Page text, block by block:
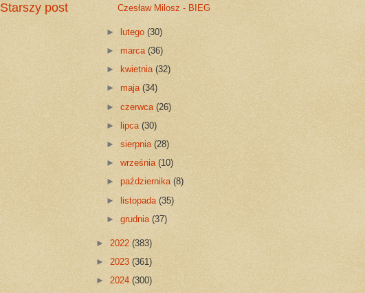
Starszy post
Czesław Milosz - BIEG
►lutego(30)
►marca(36)
►
kwietnia(32)
►maja(34)
►czerwca(26)
►
lipca(30)
►sierpnia(28)
►września(10)
►października(8)
►listopada(35)
►grudnia(37)
► 2022 (383)
► 2023 (361)
► 2024 (300)